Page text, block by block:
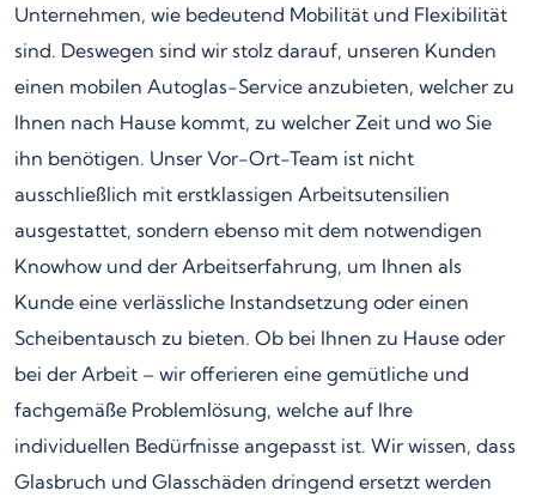
Unternehmen, wie bedeutend Mobilität und Flexibilität
sind. Deswegen sind wir stolz darauf, unseren Kunden
einen mobilen Autoglas-Service anzubieten, welcher zu
Ihnen nach Hause kommt, zu welcher Zeit und wo Sie
ihn benötigen. Unser Vor-Ort-Team ist nicht
ausschließlich mit erstklassigen Arbeitsutensilien
ausgestattet, sondern ebenso mit dem notwendigen
Knowhow und der Arbeitserfahrung, um Ihnen als
Kunde eine verlässliche Instandsetzung oder einen
Scheibentausch zu bieten. Ob bei Ihnen zu Hause oder
bei der Arbeit – wir offerieren eine gemütliche und
fachgemäße Problemlösung, welche auf Ihre
individuellen Bedürfnisse angepasst ist. Wir wissen, dass
Glasbruch und Glasschäden dringend ersetzt werden